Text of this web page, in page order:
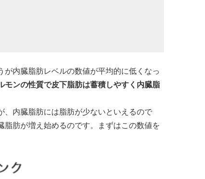
内臓脂肪レベルの数値が平均的に低くなっ
モンの性質で皮下脂肪は蓄積しやすく内臓脂
内臓脂肪には脂肪が少ないといえるので
肪が増え始めるのです。まずはこの数値を